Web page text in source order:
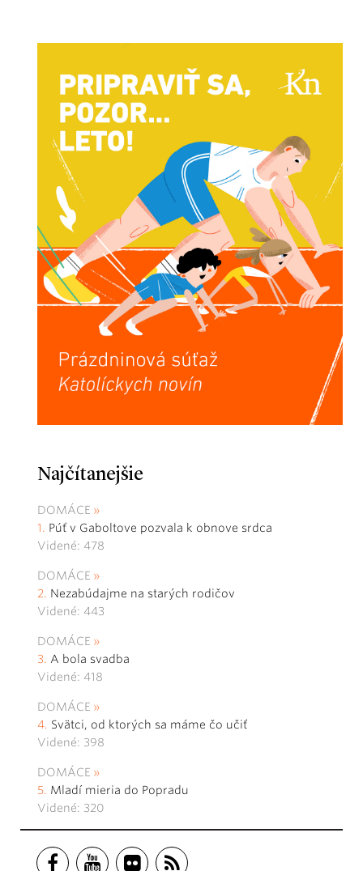
Najčítanejšie
DOMÁCE
Púť v Gaboltove pozvala k obnove srdca
Videné: 478
DOMÁCE
Nezabúdajme na starých rodičov
Videné: 443
DOMÁCE
A bola svadba
Videné: 418
DOMÁCE
Svätci, od ktorých sa máme čo učiť
Videné: 398
DOMÁCE
Mladí mieria do Popradu
Videné: 320